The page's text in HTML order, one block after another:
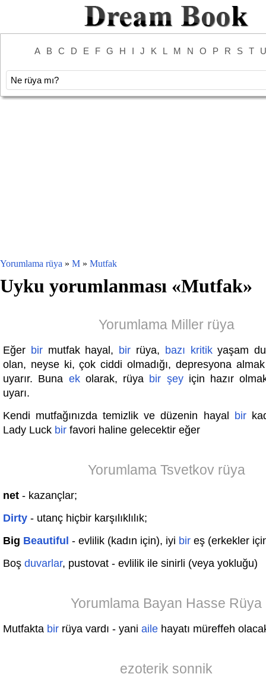
A B C D E F G H I J K L M N O P R S T U
Yorumlama rüya » M » Mutfak
Uyku yorumlanması «Mutfak»
Yorumlama Miller rüya
Eğer birmutfak hayal, bir rüya, bazı kritikyaşam
olan, neyse ki, çok ciddi olmadığı, depresyona
uyarır. Buna ekolarak, rüya bir şeyiçin hazır
uyarı.
Kendi mutfağınızda temizlik ve düzenin hayal
bir
Lady Luck bir favori haline gelecektir eğer
Yorumlama Tsvetkov rüya
net - kazançlar;
Dirty - utanç hiçbir karşılıklılık;
Big Beautiful - evlilik (kadın için), iyi bir eş (erkekler
Boş duvarlar, pustovat - evlilik ile sinirli (veya yokluğu)
Yorumlama Bayan Hasse Rüya
Mutfakta bir rüya vardı - yani aile hayatı müreffeh
ezoterik sonnik